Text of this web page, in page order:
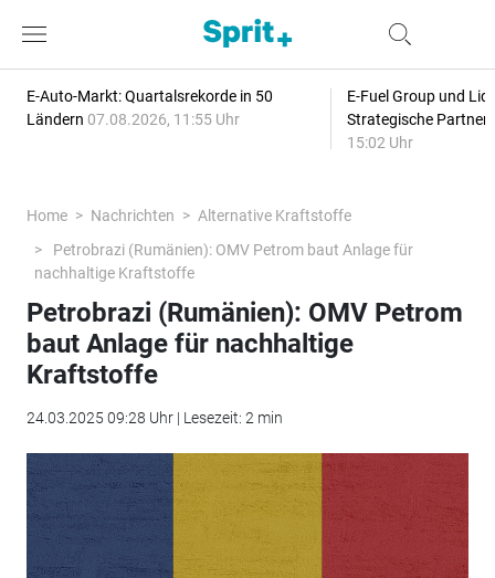
E-Auto-Markt: Quartalsrekorde in 50
Ländern 07.08.2026, 11:55 Uhr
E-Fuel Group und
Strategische
15:02 Uhr
Home Nachrichten
Alternative Kraftstoffe
Petrobrazi (Rumänien): OMV Petrom baut Anlage für
nachhaltige Kraftstoffe
Petrobrazi (Rumänien): OMV Petrom
baut Anlage für nachhaltige
Kraftstoffe
24.03.2025 09:28 Uhr | Lesezeit: 2 min